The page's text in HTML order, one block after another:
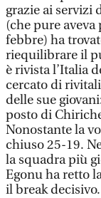
grazie ai servizi
(che pure
febbre) ha
riequilibrare il
è rivista l’Italia
cercato di
delle sue
posto di
Nonostante la
chiuso 25-19.
la squadra più
Egonu ha retto
il break decisivo.